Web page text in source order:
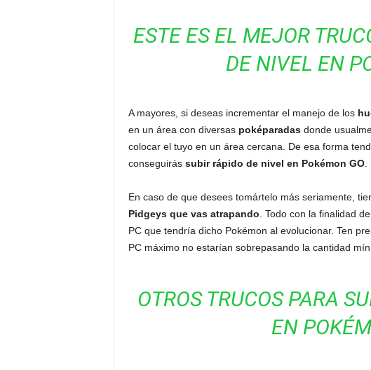
ESTE ES EL MEJOR
DE NIVEL EN
A mayores, si deseas incrementar el manejo de los
en un área con diversaspoképaradasdonde
colocar el tuyo en un área cercana. De esa forma
conseguirás subir rápido de nivel en Pokémon GO.
En caso de que desees tomártelo más seriamente,
Pidgeys que vas atrapando. Todo con la finalidad
PC que tendría dicho Pokémon al evolucionar. Ten
PC máximo no estarían sobrepasando la cantidad
OTROS TRUCOS PARA
EN